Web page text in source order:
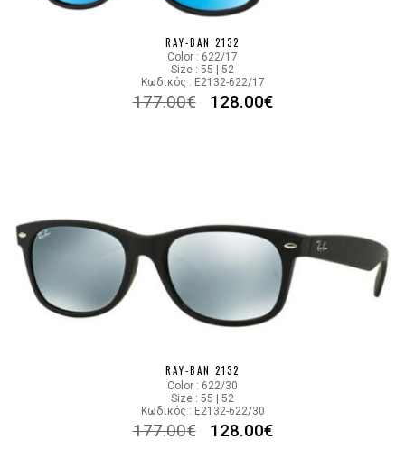
RAY-BAN 2132
Color : 622/17
Size : 55 | 52
Κωδικός : E2132-622/17
177.00€ 128.00€
RAY-BAN 2132
Color : 622/30
Size : 55 | 52
Κωδικός : E2132-622/30
177.00€ 128.00€